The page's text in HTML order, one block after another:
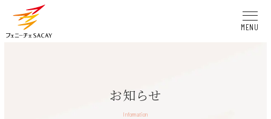
MENU
お知らせ
Information